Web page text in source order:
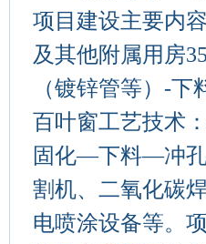
项目建设主要内
及其他附属用房
（镀锌管等）-
百叶窗工艺技术
固化—下料—冲
割机、二氧化碳
电喷涂设备等。